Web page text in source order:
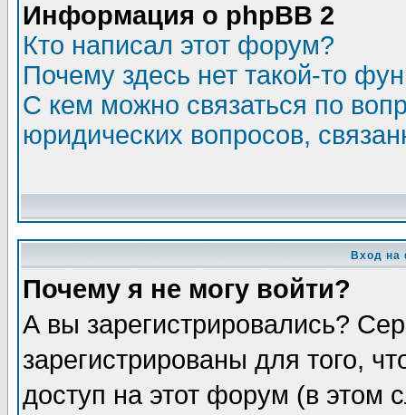
Информация о phpBB 2
Кто написал этот форум?
Почему здесь нет такой-то
С кем можно связаться по
юридических вопросов,
Вход на
Почему я не могу войти?
А вы зарегистрировались?
зарегистрированы для того,
доступ на этот форум (в этом